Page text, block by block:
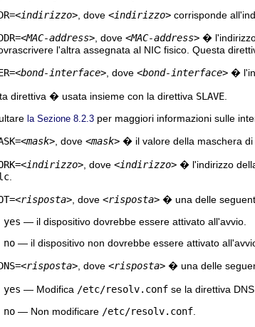
<indirizzo> , dove <indirizzo> corrisponde
<MAC-address> , dove <MAC-address> �
l'altra assegnata al NIC fisico. Questa
<bond-interface> , dove <bond-interface> �
direttiva � usata insieme con la direttiva SLAVE
la Sezione 8.2.3 per maggiori informazioni sulle
<mask> , dove <mask> � il valore della maschera di
<indirizzo> , dove <indirizzo> � l'indirizzo
<risposta> , dove <risposta> � una delle
yes — il dispositivo dovrebbe essere attivato all'avvio.
no — il dispositivo non dovrebbe essere attivato
<risposta> , dove <risposta> � una delle
yes — Modifica /etc/resolv.conf se la direttiva
no — Non modificare /etc/resolv.conf